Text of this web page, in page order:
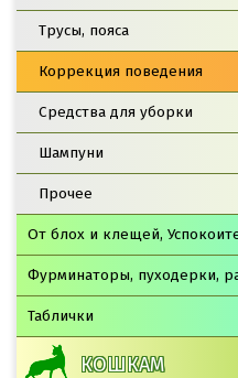
Трусы, пояса
Коррекция поведения
Средства для уборки
Шампуни
Прочее
От блох и клещей,
Фурминаторы, пуходерки,
Таблички
КОШКАМ